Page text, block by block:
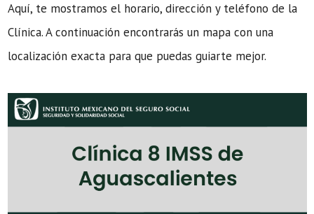
Aquí, te mostramos el horario, dirección y teléfono de la
Clínica. A continuación encontrarás un mapa con una
localización exacta para que puedas guiarte mejor.